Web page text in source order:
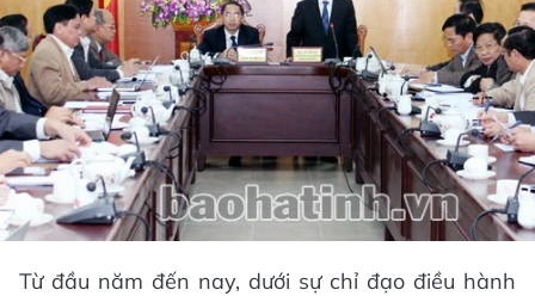
­­Từ đầu năm đến nay, dưới sự chỉ đạo điều hành